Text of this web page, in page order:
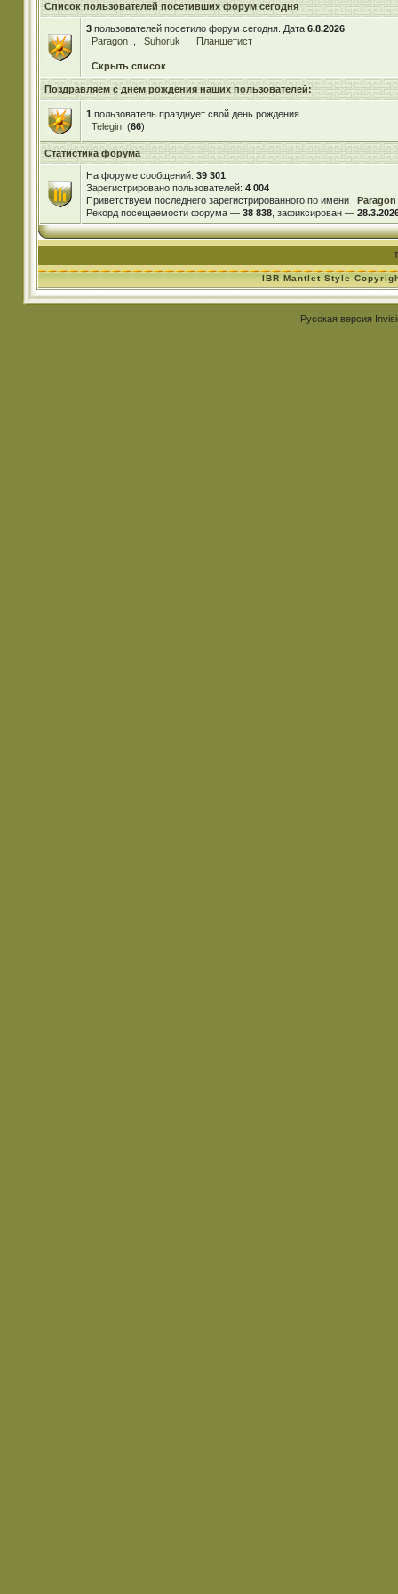
Список пользователей посетивших форум сегодня
3пользователей посетило форум сегодня. Дата:6.8.2026
Paragon
Suhoruk Планшетист
Скрыть список
Поздравляем с днем рождения наших пользователей:
1 пользователь празднует свой день рождения
Telegin (66)
Статистика форума
На форуме сообщений: 39 301
Зарегистрировано пользователей: 4 004
Приветствуем последнего зарегистрированного по имени
Paragon
Рекорд посещаемости форума — 38 838, зафиксирован —
IBR Mantlet Style
Русская версия